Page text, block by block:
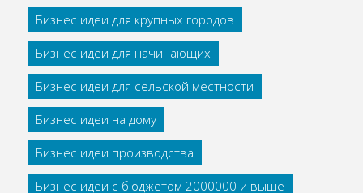
Бизнес идеи для крупных городов
Бизнес идеи для начинающих
Бизнес идеи для сельской местности
Бизнес идеи на дому
Бизнес идеи производства
Бизнес идеи с бюджетом 2000000 и выше